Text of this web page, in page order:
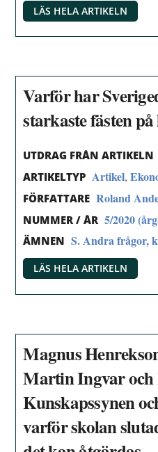
LÄS HELA ARTIKELN
Varför har
starkaste fästen
UTDRAG FRÅN ARTIKELN
ARTIKELTYP Artikel,
FÖRFATTARE Roland
NUMMER / ÅR 5/2020
ÄMNEN S. Andra frågor,
LÄS HELA ARTIKELN
Magnus
Martin Ingvar
Kunskapssynen
varför skolan